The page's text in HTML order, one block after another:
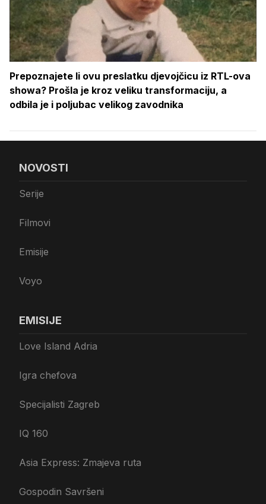
Prepoznajete li ovu preslatku djevojčicu iz RTL-ova
showa? Prošla je kroz veliku transformaciju, a
odbila je i poljubac velikog zavodnika
NOVOSTI
Serije
Filmovi
Emisije
Voyo
EMISIJE
Love Island Adria
Igra chefova
Specijalisti Zagreb
IQ 160
Asia Express: Zmajeva ruta
Gospodin Savršeni